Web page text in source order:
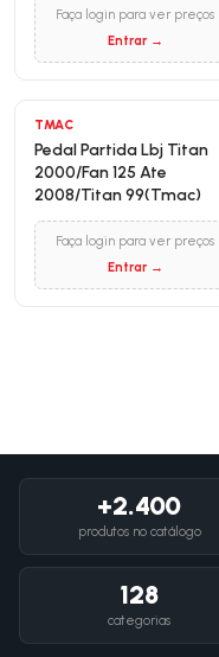
Faça login para ver preços
Entrar →
TMAC
Pedal Partida Lbj Titan
2000/Fan 125 Ate
2008/Titan 99(Tmac)
Faça login para ver preços
Entrar →
+2.400
produtos no catálogo
128
categorias